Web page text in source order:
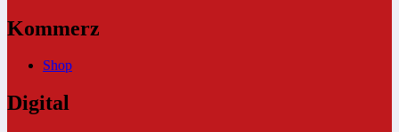
Kommerz
Shop
Digital